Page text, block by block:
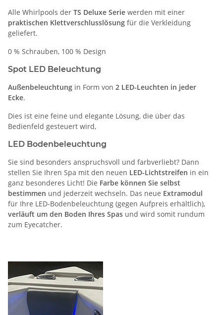
Alle Whirlpools der TS Deluxe Serie werden mit einer
praktischen Klettverschlusslösung für die Verkleidung
geliefert.
0 % Schrauben, 100 % Design
Spot LED Beleuchtung
Außenbeleuchtung in Form von 2 LED-Leuchten in jeder
Ecke.
Dies ist eine feine und elegante Lösung, die über das
Bedienfeld gesteuert wird,
LED Bodenbeleuchtung
Sie sind besonders anspruchsvoll und farbverliebt? Dann
stellen Sie Ihren Spa mit den neuen LED-Lichtstreifen in ein
ganz besonderes Licht! Die Farbe können Sie selbst
bestimmen und jederzeit wechseln. Das neue Extramodul
für Ihre LED-Bodenbeleuchtung (gegen Aufpreis erhältlich),
verläuft um den Boden Ihres Spas und wird somit rundum
zum Eyecatcher.